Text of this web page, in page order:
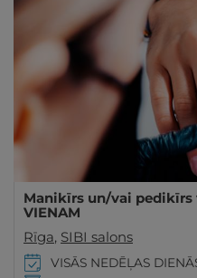
Manikīrs un/vai
VIENAM
Rīga, SIBI salons
VISĀS NEDĒĻAS